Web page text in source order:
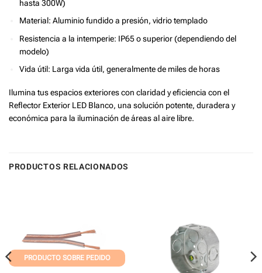
hasta 300W)
Material: Aluminio fundido a presión, vidrio templado
Resistencia a la intemperie: IP65 o superior (dependiendo del
modelo)
Vida útil: Larga vida útil, generalmente de miles de horas
Ilumina tus espacios exteriores con claridad y eficiencia con el
Reflector Exterior LED Blanco, una solución potente, duradera y
económica para la iluminación de áreas al aire libre.
PRODUCTOS RELACIONADOS